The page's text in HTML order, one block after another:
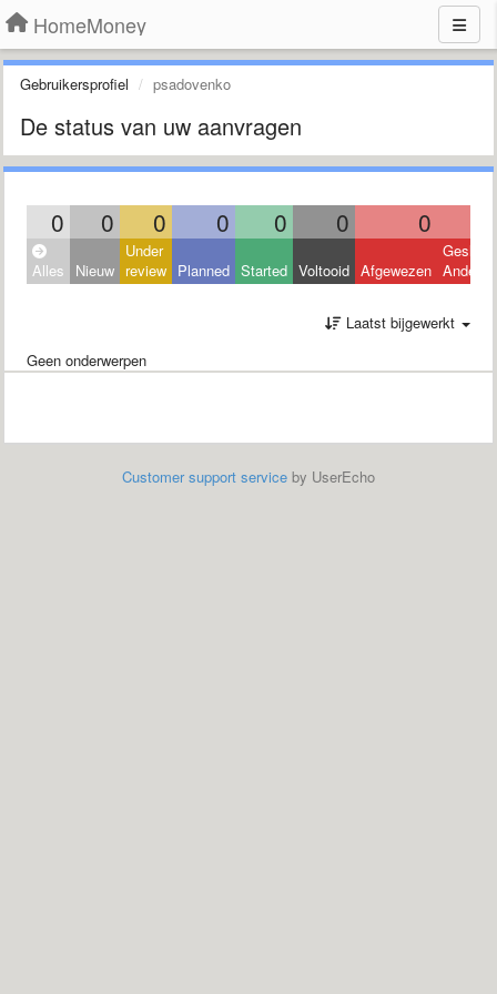
HomeMoney
Gebruikersprofiel psadovenko
De status van uw aanvragen
0 0 0 0 0 0 0
Alles Nieuw
Under
review Planned Started Voltooid Afgewezen Andere
Laatst bijgewerkt
Geen onderwerpen
Customer support service by UserEcho